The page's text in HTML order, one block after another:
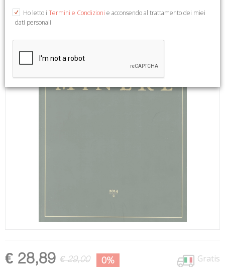
tavv., cm 21,5x27.
€ 28,89 € 29,00 0% Gratis
Ho letto i Termini e Condizioni e acconsendo al trattamento dei miei
dati personali